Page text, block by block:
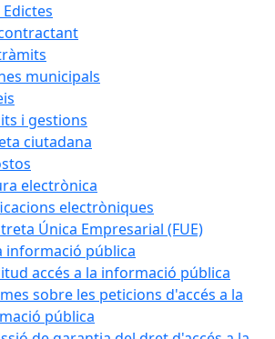
municipals
i gestions
ciutadana
electrònica
electròniques
Única Empresarial (FUE)
informació pública
accés a la informació pública
sobre les peticions d'accés a la
pública